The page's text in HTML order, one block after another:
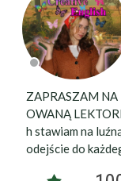
ZAPRASZAM NA
OWANĄ
h stawiam na
odejście do